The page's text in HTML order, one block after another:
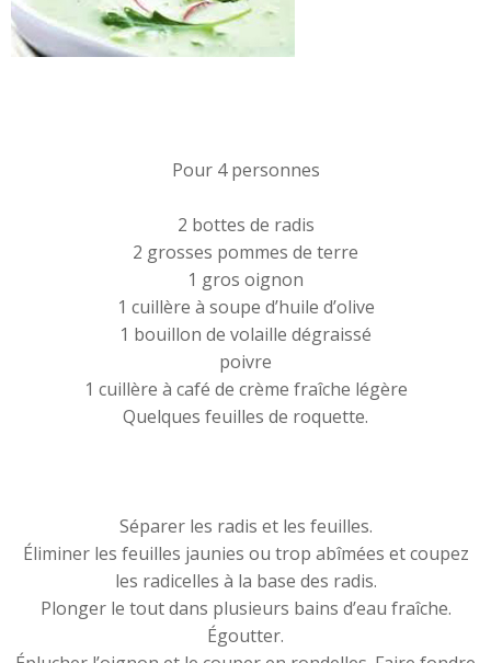
Pour 4 personnes
2 bottes de radis
2 grosses pommes de terre
1 gros oignon
1 cuillère à soupe d’huile d’olive
1 bouillon de volaille dégraissé
poivre
1 cuillère à café de crème fraîche légère
Quelques feuilles de roquette.
Séparer les radis et les feuilles.
Éliminer les feuilles jaunies ou trop abîmées et coupez
les radicelles à la base des radis.
Plonger le tout dans plusieurs bains d’eau fraîche.
Égoutter.